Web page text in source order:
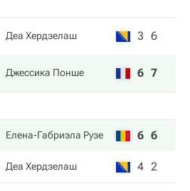
Деа Хердзелаш 3 6
Джессика Понше 6 7
Елена-Габриэла Рузе 6 6
Деа Хердзелаш 4 2